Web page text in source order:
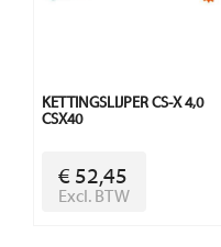
KETTINGSLIJPER CS-X 4,0
CSX40
€ 52,45
Excl. BTW